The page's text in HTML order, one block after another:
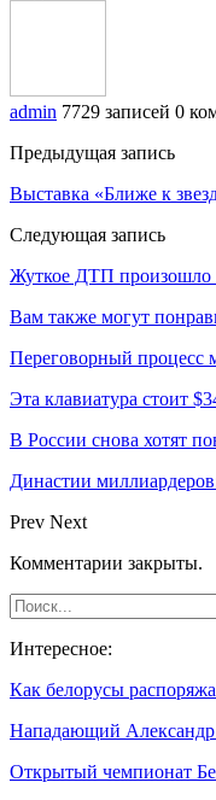
admin 7729 записей 0
Предыдущая запись
Выставка «Ближе к
Следующая запись
Жуткое ДТП произошло
Вам также могут
Переговорный
Эта клавиатура стоит
В России снова хотят
Династии
Prev Next
Комментарии закрыты.
Интересное:
Как белорусы
Нападающий
Открытый чемпионат